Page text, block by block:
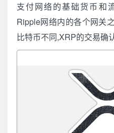
支付网络的基础货币和
Ripple网络内的各个网关
比特币不同,XRP的交易确